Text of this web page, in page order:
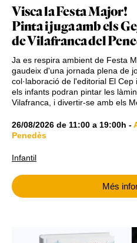
Visca la Festa Major!
Pinta i juga amb els
de Vilafranca del
Ja es respira ambient de Festa
gaudeix d'una jornada plena de
col·laboració de l'editorial El Cep
els infants podran pintar les
Vilafranca, i divertir-se amb els
26/08/2026 de 11:00 a 19:00h -
Penedès
Infantil
Més